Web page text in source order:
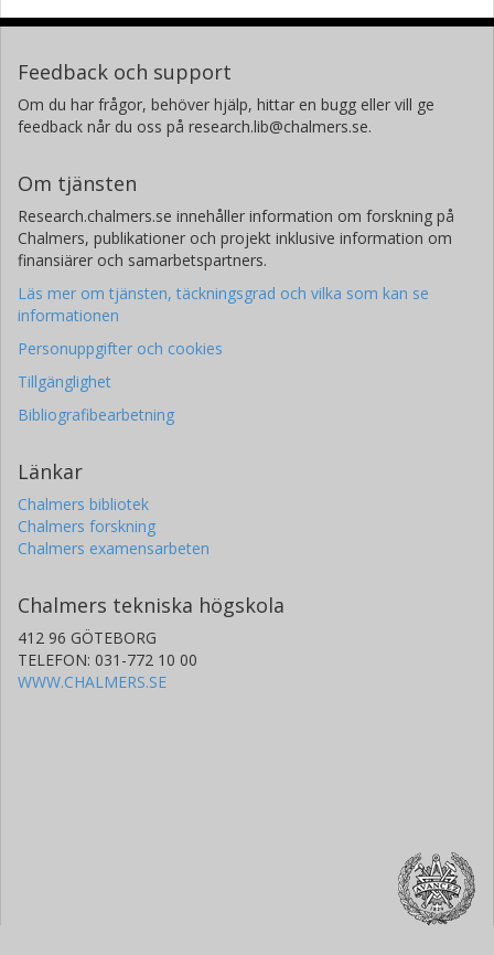
Feedback och support
Om du har frågor, behöver hjälp, hittar en bugg eller vill ge
feedback når du oss på research.lib@chalmers.se.
Om tjänsten
Research.chalmers.se innehåller information om forskning på
Chalmers, publikationer och projekt inklusive information om
finansiärer och samarbetspartners.
Läs mer om tjänsten, täckningsgrad och vilka som kan se
informationen
Personuppgifter och cookies
Tillgänglighet
Bibliografibearbetning
Länkar
Chalmers bibliotek
Chalmers forskning
Chalmers examensarbeten
Chalmers tekniska högskola
412 96 GÖTEBORG
TELEFON: 031-772 10 00
WWW.CHALMERS.SE